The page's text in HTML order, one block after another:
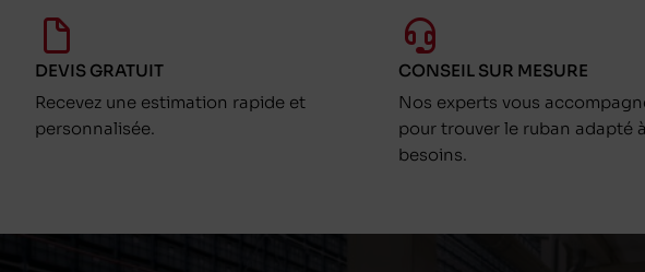
DEVIS GRATUIT
Recevez une estimation rapide et
personnalisée.
CONSEIL SUR MESURE
Nos experts vous
pour trouver le ruban adapté
besoins.